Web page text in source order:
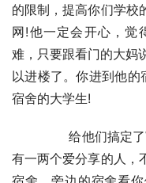
的限制，提高你们学校
网!他一定会开心，觉
难，只要跟看门的大妈
以进楼了。你进到他
宿舍的大学生!
有一两个爱分享的人，